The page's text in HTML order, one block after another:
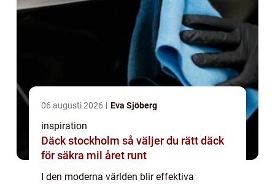
06 augusti 2026 Eva Sjöberg
inspiration
Däck stockholm så väljer du rätt däck
för säkra mil året runt
I den moderna världen blir effektiva